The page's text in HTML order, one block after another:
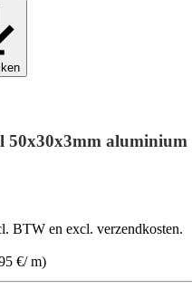
aluminium
en excl. verzendkosten.
€/ m)